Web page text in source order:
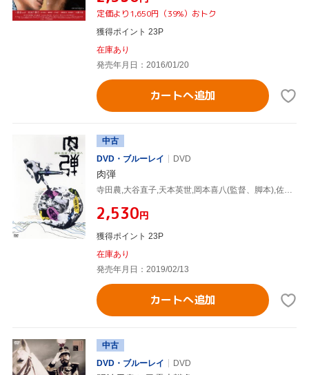
定価より1,650円（39%）おトク
獲得ポイント 23P
在庫あり
発売年月日：2016/01/20
カートへ追加
中古
DVD・ブルーレイ
DVD
肉弾
寺田農,大谷直子,天本英世,岡本喜八(監督、脚本),佐藤勝(音楽)
¥2,530円
獲得ポイント 23P
在庫あり
発売年月日：2019/02/13
カートへ追加
中古
DVD・ブルーレイ
DVD